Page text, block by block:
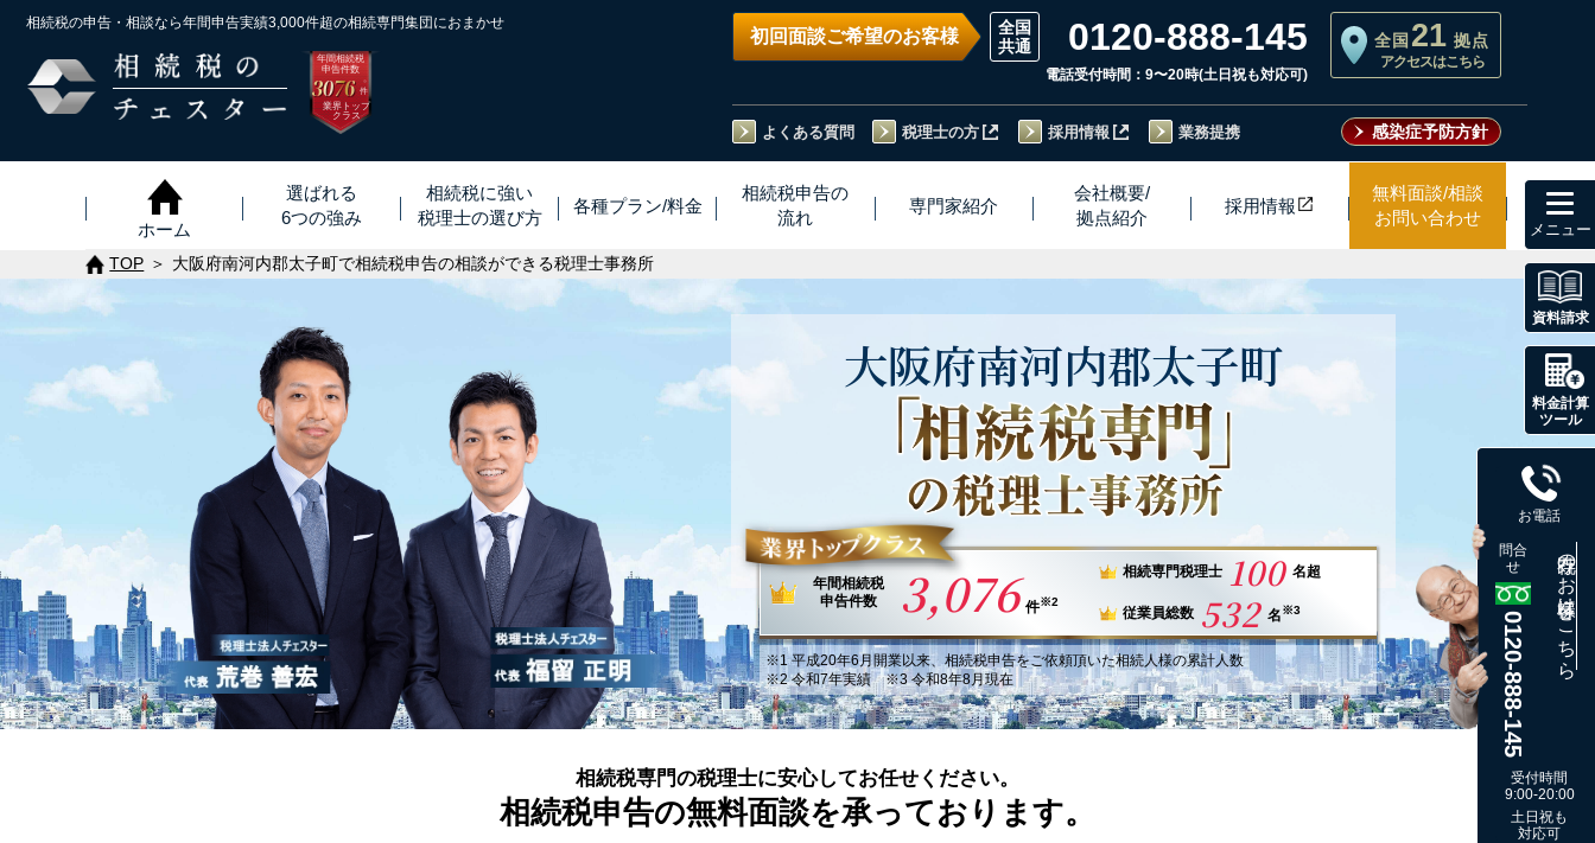
相続税の申告・相談なら年間申告実績3,000件超の相続専門集団におまかせ
年間相続税
申告件数
3076 ※
件
業界トップ
クラス
初回面談ご希望のお客様 0120-888-145
電話受付時間：9〜20時(土日祝も対応可)
全国 21 拠点
アクセスはこちら
よくある質問 税理士の方 採用情報 業務提携 感染症予防方針
ホーム
選ばれる
6つの強み
相続税に強い
税理士の選び方
各種プラン/料金
相続税申告の
流れ
専門家紹介
会社概要/
拠点紹介
採用情報
無料面談/相談
お問い合わせ
TOP 大阪府南河内郡太子町で相続税申告の相談ができる税理士事務所
大阪府南河内郡太子町
年間相続税
申告件数
3,076 件※2
相続専門税理士 100 名超
従業員総数 532 名※3
※1平成20年6月開業以来、相続税申告をご依頼頂いた相続人様の累計人数
※2 令和7年実績 ※3 令和8年8月現在
相続税専門の税理士に安心してお任せください。
相続税申告の無料面談を承っております。
資料請求
料金計算
ツール
お電話
問合
せ
0120-888-145
既存のお客様はこちら
受付時間
9:00-20:00
土日祝も
対応可